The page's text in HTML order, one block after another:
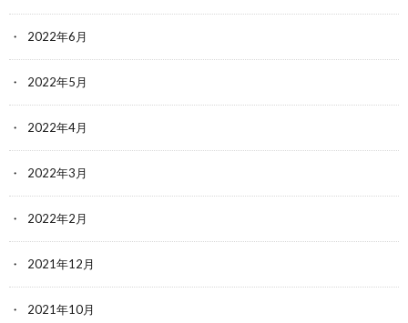
2022年6月
2022年5月
2022年4月
2022年3月
2022年2月
2021年12月
2021年10月